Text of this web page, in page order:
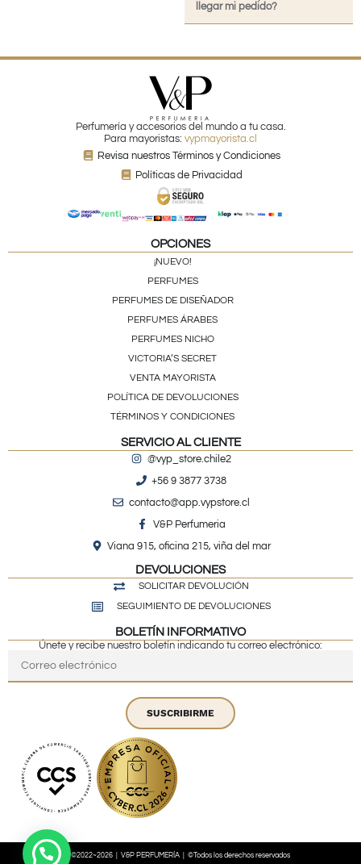
llegar mi pedido?
Perfumería y accesorios del mundo a tu casa.
Para mayoristas: vypmayorista.cl
Revisa nuestros Términos y Condiciones
Políticas de Privacidad
OPCIONES
¡NUEVO!
PERFUMES
PERFUMES DE DISEÑADOR
PERFUMES ÁRABES
PERFUMES NICHO
VICTORIA’S SECRET
VENTA MAYORISTA
POLÍTICA DE DEVOLUCIONES
TÉRMINOS Y CONDICIONES
SERVICIO AL CLIENTE
@vyp_store.chile2
+56 9 3877 3738
contacto@app.vypstore.cl
V&P Perfumeria
Viana 915, oficina 215, viña del mar
DEVOLUCIONES
SOLICITAR DEVOLUCIÓN
SEGUIMIENTO DE DEVOLUCIONES
BOLETÍN INFORMATIVO
Únete y recibe nuestro boletín indicando tu correo electrónico:
SUSCRIBIRME
©2022~2026 | V&P PERFUMERÍA | ©Todos los derechos reservados